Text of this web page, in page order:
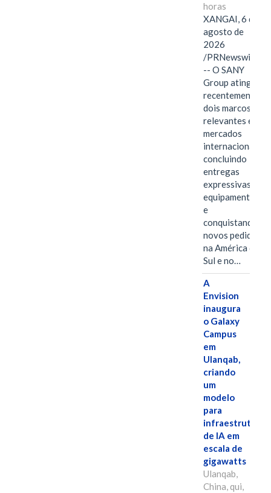
horas
XANGAI, 6 de
agosto de
2026
/PRNewswire/
-- O SANY
Group atingiu
recentemente
dois marcos
relevantes em
mercados
internacionais,
concluindo
entregas
expressivas de
equipamentos
e
conquistando
novos pedidos
na América do
Sul e no…
A
Envision
inaugura
o Galaxy
Campus
em
Ulanqab,
criando
um
modelo
para
infraestrutura
de IA em
escala de
gigawatts
Ulanqab,
China, qui,